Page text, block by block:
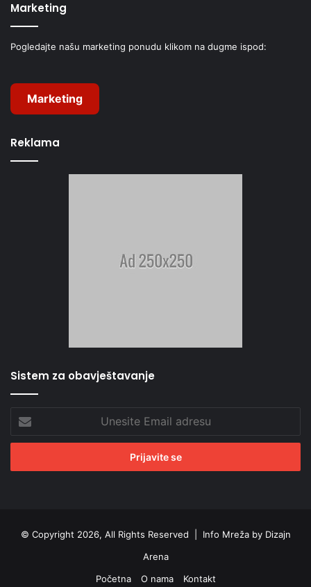
Marketing
Pogledajte našu marketing ponudu klikom na dugme ispod:
Marketing
Reklama
Sistem za obavještavanje
Email
adresu
© Copyright 2026, All Rights Reserved | Info Mreža by Dizajn
Arena
Početna
O nama Kontakt